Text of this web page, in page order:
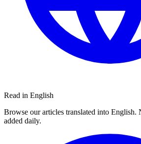
Read in English
Browse our articles translated into English.
added daily.